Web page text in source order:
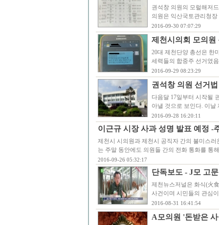
권석창 의원의 모럴해저
의원은 익산국토관리청
2016-09-30 07:07:29
제천시의회 모의
20대 제천단양 총선은 한
세력들의 합중주 선거였
2016-09-29 08:23:29
권석창 의원 선거
다음달 17일부터 시작될
아낼 것으로 보인다. 이
2016-09-28 16:20:11
이근규 시장 사과 성명 발표 예정 -
제천시 시의원과 제천시 공직자 간의 불미스
는 주말 동안에도 의원들 간의 전화 통화를 통
2016-09-26 05:32:17
단독보도 - J모 고
제천뉴스저널은 화식(火
사건이며 시민들의 관심
2016-08-31 16:41:54
A모의원 '돈받은